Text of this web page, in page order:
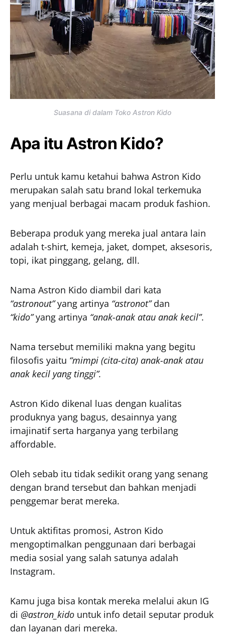
Suasana di dalam Toko Astron Kido
Apa itu Astron Kido?
Perlu untuk kamu ketahui bahwa Astron Kido
merupakan salah satu brand lokal terkemuka
yang menjual berbagai macam produk fashion.
Beberapa produk yang mereka jual antara lain
adalah t-shirt, kemeja, jaket, dompet, aksesoris,
topi, ikat pinggang, gelang, dll.
Nama Astron Kido diambil dari kata
“astronout”yang artinya “astronot”dan
“kido”yang artinya “anak-anak atau anak kecil”.
Nama tersebut memiliki makna yang begitu
filosofis yaitu “mimpi (cita-cita) anak-anak atau
anak kecil yang tinggi”.
Astron Kido dikenal luas dengan kualitas
produknya yang bagus, desainnya yang
imajinatif serta harganya yang terbilang
affordable.
Oleh sebab itu tidak sedikit orang yang senang
dengan brand tersebut dan bahkan menjadi
penggemar berat mereka.
Untuk aktifitas promosi, Astron Kido
mengoptimalkan penggunaan dari berbagai
media sosial yang salah satunya adalah
Instagram.
Kamu juga bisa kontak mereka melalui akun IG
di @astron_kido untuk info detail seputar produk
dan layanan dari mereka.